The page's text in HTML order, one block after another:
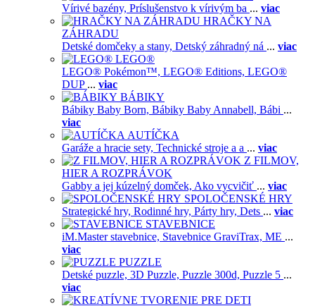
Vírivé bazény, Príslušenstvo k vírivým ba ... viac
HRAČKY NA
ZÁHRADU
Detské domčeky a stany, Detský záhradný ná ... viac
LEGO®
LEGO® Pokémon™, LEGO® Editions, LEGO®
DUP ... viac
BÁBIKY
Bábiky Baby Born, Bábiky Baby Annabell, Bábi ...
viac
AUTÍČKA
Garáže a hracie sety, Technické stroje a a ... viac
Z FILMOV,
HIER A ROZPRÁVOK
Gabby a jej kúzelný domček, Ako vycvičiť ... viac
SPOLOČENSKÉ HRY
Strategické hry, Rodinné hry, Párty hry, Dets ... viac
STAVEBNICE
iM.Master stavebnice, Stavebnice GraviTrax, ME ...
viac
PUZZLE
Detské puzzle, 3D Puzzle, Puzzle 300d, Puzzle 5 ...
viac